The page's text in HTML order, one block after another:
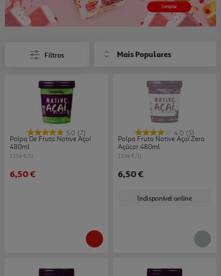
Filtros Mais Populares
5.0 (7)
Polpa De Fruta Native Açaí
480ml
13.54 €/Lt
6,50 €
4.0 (5)
Polpa Fruta Native Açaí Zero
Açúcar 480ml
13.54 €/Lt
6,50 €
Indisponível online